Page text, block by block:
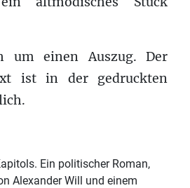
um einen Auszug. Der
ist in der gedruckten
Ein politischer Roman,
Alexander Will und einem